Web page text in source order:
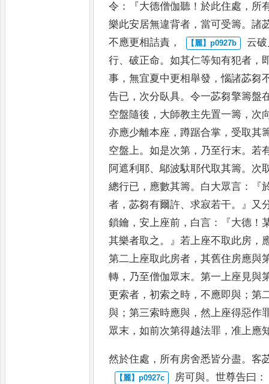
令 ：『 大德僧伽聽 ！於此住處 ， 所
樂此安居無違背者 ，當可受籌。諸
不應更相詰責 ，
云
行、破正命。如其仁等知有犯者 ，
事 ，無宜夏中更相舉發 ，惱諸苾芻
告已 ， 次分臥具。令一苾芻擎籌盤
空盤隨後 ， 大師教主先置一籌 ， 次
亦應少離本座 ， 蹲踞合掌 ， 受取其
空盤上。如是次第 ， 乃至行末。若
阿遮利耶、鄔波馱耶代取其籌。 次
總行已 ， 應數其籌。 白大眾言 ： 『
者 ，苾芻有爾許、求寂若干。』
又
鎖鑰 ，安上座前 ， 白言 ：『 大德 ！
其樂者取之。』若上座不取此房 ，
第二上座取此房者 ，其舊住房應與
轉 ， 乃至僧伽眾末。第一上座見與
更索者 ，初索之時 ，不應即與 ；第
與 ；第三索時應與 ，然上座得惡作
眾末 ，如前次第得越法罪 ，准上應
然於住處 ， 所有房舍悉皆分盡。客
房可與。世尊告曰